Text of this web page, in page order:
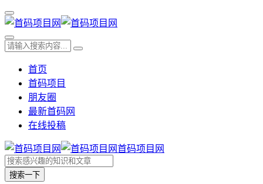
首页
首码项目
朋友圈
最新首码网
在线投稿
首码项目网
搜索一下